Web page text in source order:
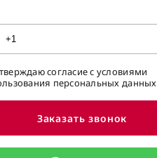
согласие с условиями
персональных данных
Заказать звонок